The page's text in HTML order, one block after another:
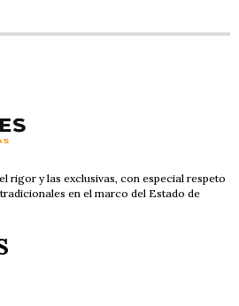
rigor y las exclusivas, con especial respeto
en el marco del Estado de